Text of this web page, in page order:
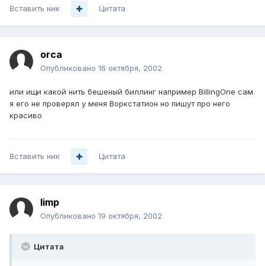
Вставить ник Цитата
orca
Опубликовано 16 октября, 2002
или ищи какой нить бешеный биллинг например BillingOne сам
я его не проверял у меня Воркстатион но пишут про него
красиво
Вставить ник Цитата
limp
Опубликовано 19 октября, 2002
Цитата